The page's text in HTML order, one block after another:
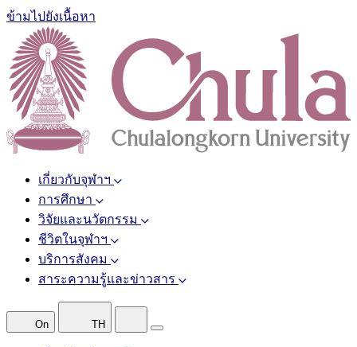
ข้ามไปยังเนื้อหา
เกี่ยวกับจุฬาฯ
การศึกษา
วิจัยและนวัตกรรม
ชีวิตในจุฬาฯ
บริการสังคม
สาระความรู้และข่าวสาร
On TH